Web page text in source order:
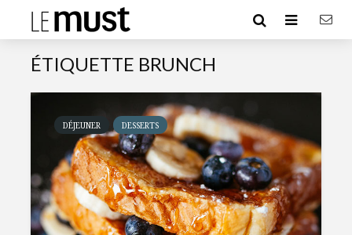
ÉTIQUETTE BRUNCH
DÉJEUNER DESSERTS